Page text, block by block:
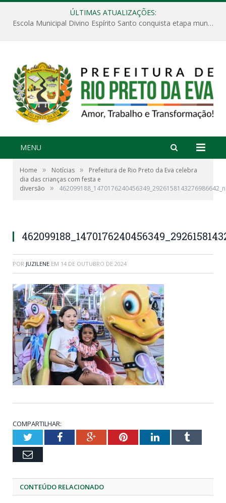
ÚLTIMAS ATUALIZAÇÕES:
Escola Municipal Divino Espírito Santo conquista etapa municipal da V Feira Amazonense de Matemática
MENU
Home » Notícias »
Prefeitura de Rio Preto da Eva celebra
dia das crianças com festa e
diversão
» 462099188_1470176240456349_2926158143276986642_n
POR JUZILENE EM 14 DE OUTUBRO DE 2024
COMPARTILHAR:
TwitterFacebookGoogle+PinterestLinkedInTumblr
Email
CONTEÚDO RELACIONADO